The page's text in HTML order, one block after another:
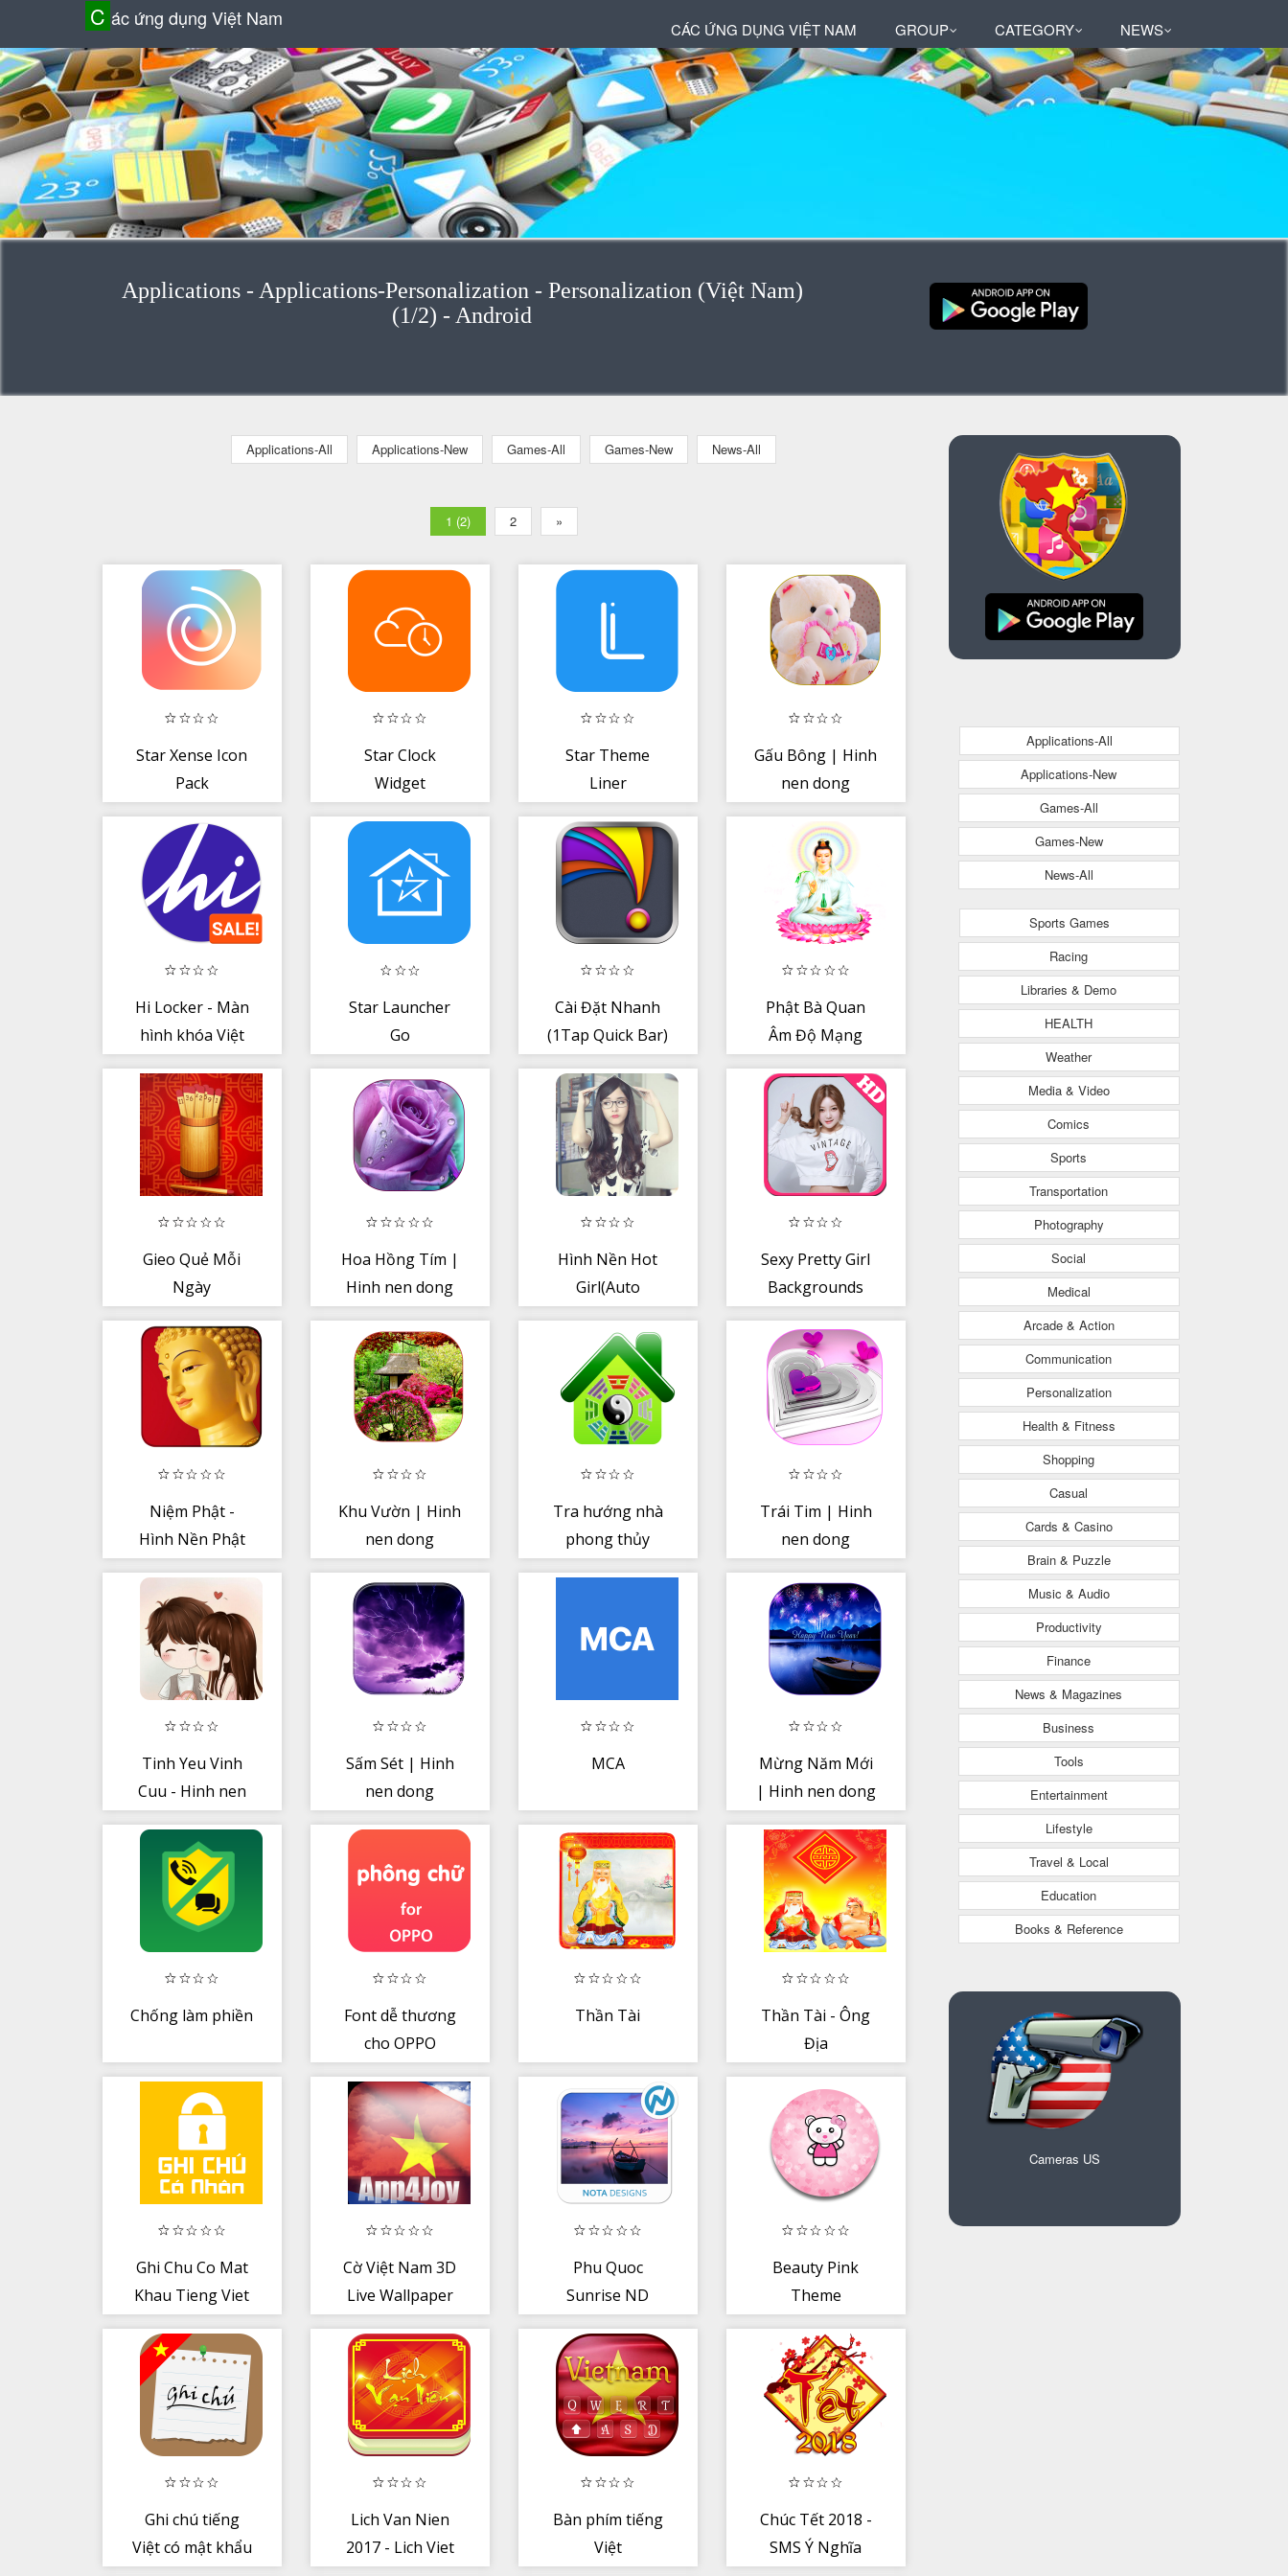
C ác ứng dụng Việt Nam CÁC ỨNG DỤNG VIỆT NAM GROUP CATEGORY NEWS
Applications - Applications-Personalization - Personalization (Việt Nam)
(1/2) - Android
Applications-All Applications-New Games-All Games-New News-All
1 (2) 2 »
Star Xense Icon
Pack
Star Clock
Widget
Star Theme
Liner
Gấu Bông | Hinh
nen dong
Hi Locker - Màn
hình khóa Việt
Star Launcher
Go
Cài Đặt Nhanh
(1Tap Quick Bar)
Phật Bà Quan
Âm Độ Mạng
Gieo Quẻ Mỗi
Ngày
Hoa Hồng Tím |
Hinh nen dong
Hình Nền Hot
Girl(Auto
Sexy Pretty Girl
Backgrounds
Niệm Phật -
Hình Nền Phật
Khu Vườn | Hinh
nen dong
Tra hướng nhà
phong thủy
Trái Tim | Hinh
nen dong
Tinh Yeu Vinh
Cuu - Hinh nen
Sấm Sét | Hinh
nen dong
MCA
Mừng Năm Mới
| Hinh nen dong
Chống làm phiền
Font dễ thương
cho OPPO
Thần Tài
Thần Tài - Ông
Địa
Ghi Chu Co Mat
Khau Tieng Viet
Cờ Việt Nam 3D
Live Wallpaper
Phu Quoc
Sunrise ND
Beauty Pink
Theme
Ghi chú tiếng
Việt có mật khẩu
Lich Van Nien
2017 - Lich Viet
Bàn phím tiếng
Việt
Chúc Tết 2018 -
SMS Ý Nghĩa
Applications-All
Applications-New
Games-All
Games-New
News-All
Sports Games
Racing
Libraries & Demo
HEALTH
Weather
Media & Video
Comics
Sports
Transportation
Photography
Social
Medical
Arcade & Action
Communication
Personalization
Health & Fitness
Shopping
Casual
Cards & Casino
Brain & Puzzle
Music & Audio
Productivity
Finance
News & Magazines
Business
Tools
Entertainment
Lifestyle
Travel & Local
Education
Books & Reference
Cameras US